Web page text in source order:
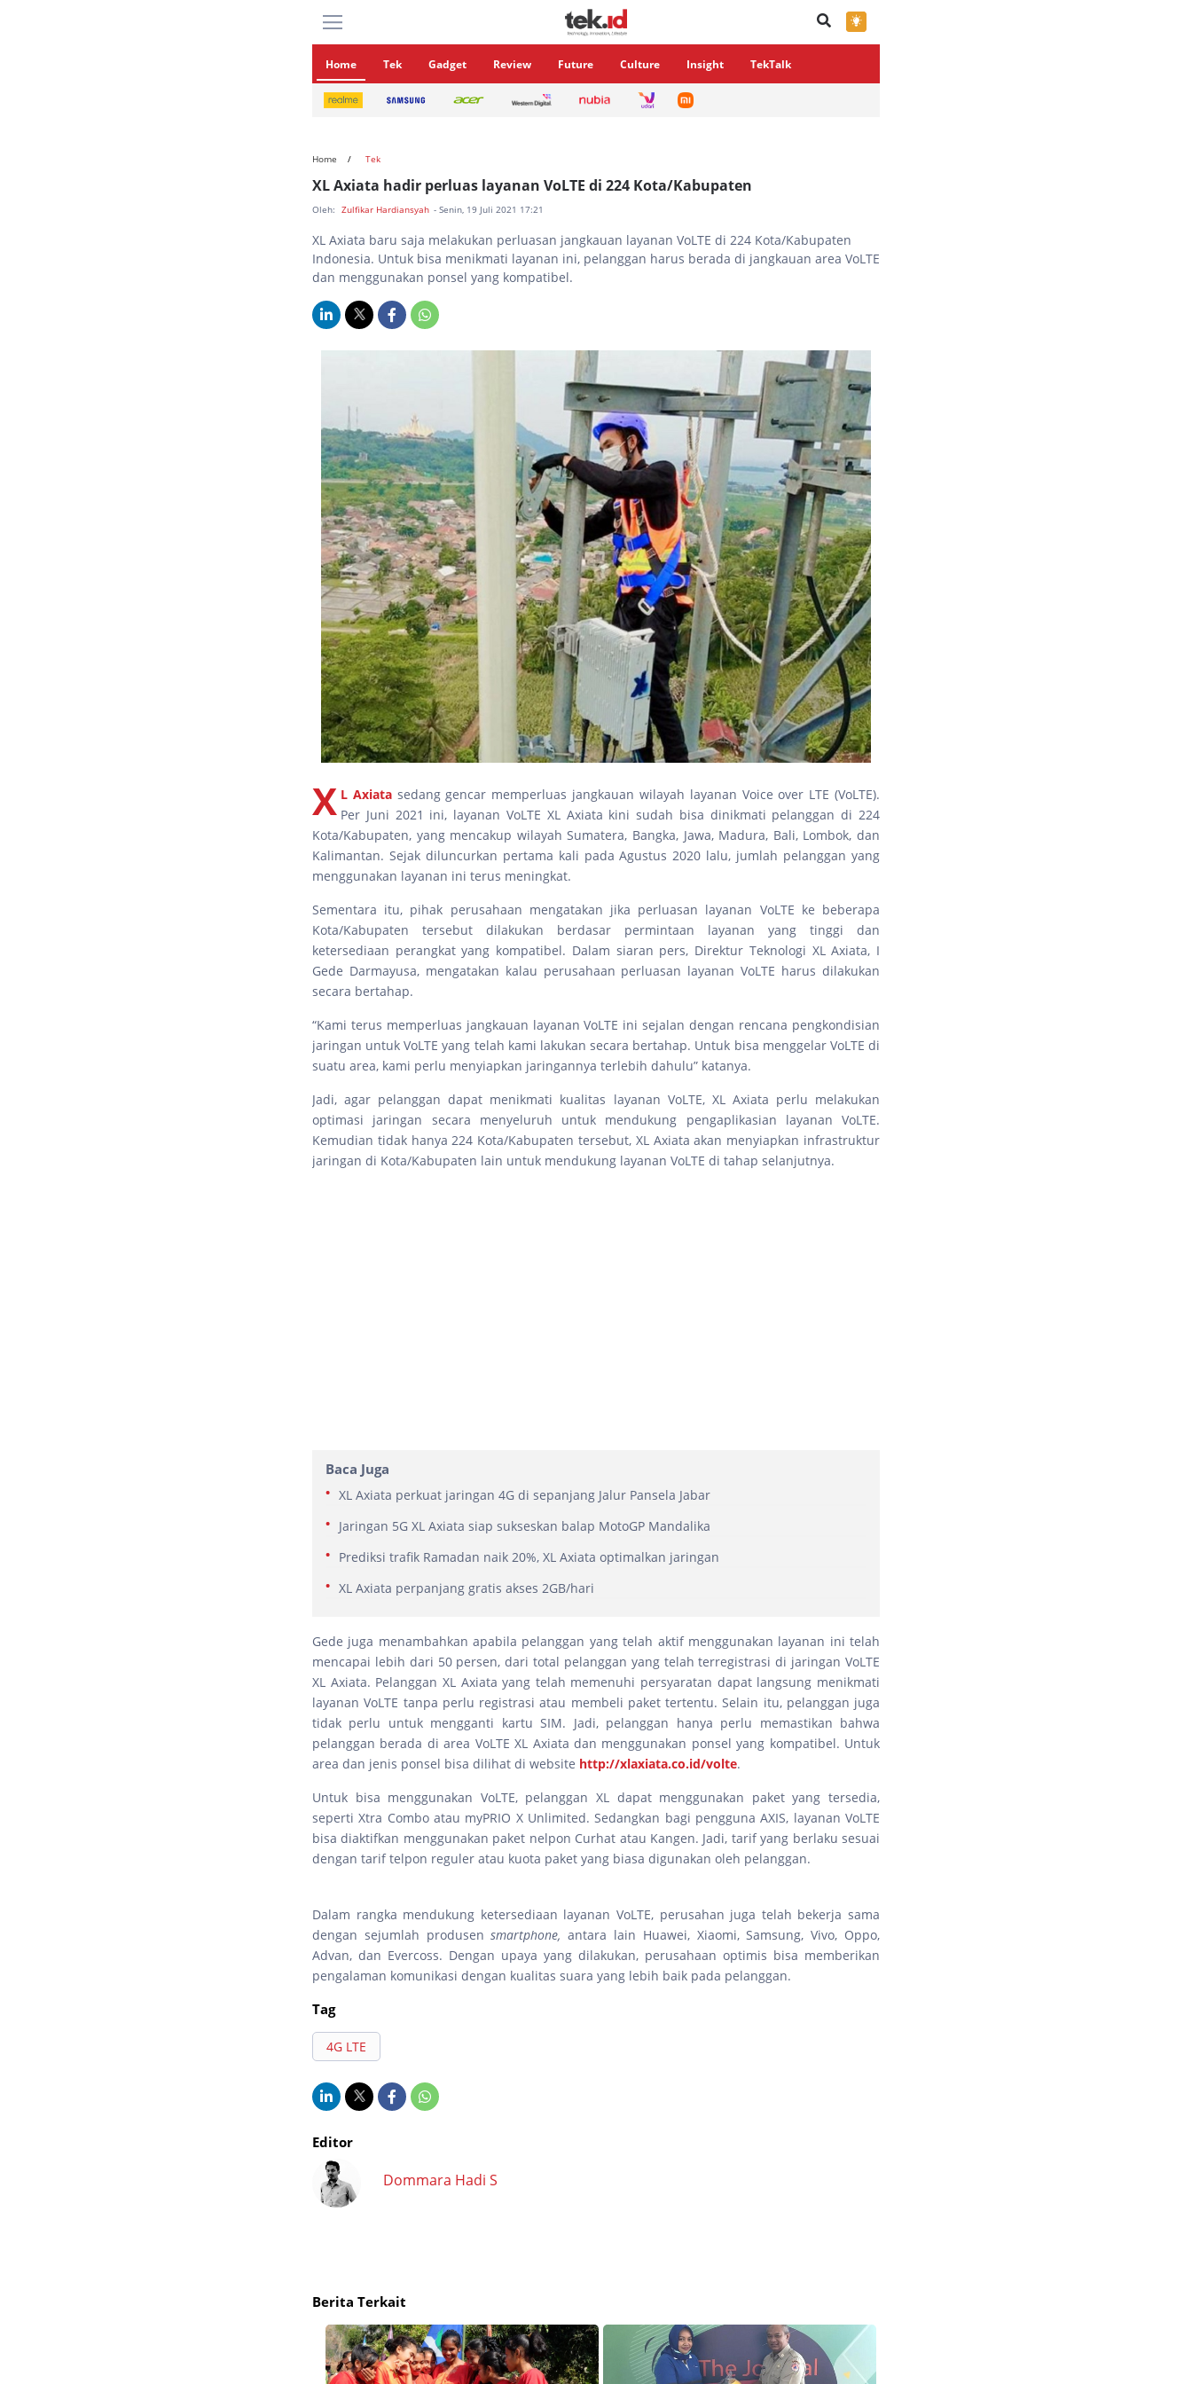
×
Home Tek Gadget Review Future Culture Insight TekTalk
Home Tek
XL Axiata hadir perluas layanan VoLTE di 224 Kota/Kabupaten
Oleh: Zulfikar Hardiansyah - Senin, 19 Juli 2021 17:21
XL Axiata baru saja melakukan perluasan jangkauan layanan VoLTE di 224 Kota/Kabupaten
Indonesia. Untuk bisa menikmati layanan ini, pelanggan harus berada di jangkauan area VoLTE
dan menggunakan ponsel yang kompatibel.
X L Axiatasedang gencar memperluas jangkauan wilayah layanan Voice over LTE (VoLTE).
Per Juni 2021 ini, layanan VoLTE XL Axiata kini sudah bisa dinikmati pelanggan di 224
Kota/Kabupaten, yang mencakup wilayah Sumatera, Bangka, Jawa, Madura, Bali, Lombok, dan
Kalimantan. Sejak diluncurkan pertama kali pada Agustus 2020 lalu, jumlah pelanggan yang
menggunakan layanan ini terus meningkat.
Sementara itu, pihak perusahaan mengatakan jika perluasan layanan VoLTE ke beberapa
Kota/Kabupaten tersebut dilakukan berdasar permintaan layanan yang tinggi dan
ketersediaan perangkat yang kompatibel. Dalam siaran pers, Direktur Teknologi XL Axiata, I
Gede Darmayusa, mengatakan kalau perusahaan perluasan layanan VoLTE harus dilakukan
secara bertahap.
“Kami terus memperluas jangkauan layanan VoLTE ini sejalan dengan rencana pengkondisian
jaringan untuk VoLTE yang telah kami lakukan secara bertahap. Untuk bisa menggelar VoLTE di
suatu area, kami perlu menyiapkan jaringannya terlebih dahulu” katanya.
Jadi, agar pelanggan dapat menikmati kualitas layanan VoLTE, XL Axiata perlu melakukan
optimasi jaringan secara menyeluruh untuk mendukung pengaplikasian layanan VoLTE.
Kemudian tidak hanya 224 Kota/Kabupaten tersebut, XL Axiata akan menyiapkan infrastruktur
jaringan di Kota/Kabupaten lain untuk mendukung layanan VoLTE di tahap selanjutnya.
Baca Juga
XL Axiata perkuat jaringan 4G di sepanjang Jalur Pansela Jabar
Jaringan 5G XL Axiata siap sukseskan balap MotoGP Mandalika
Prediksi trafik Ramadan naik 20%, XL Axiata optimalkan jaringan
XL Axiata perpanjang gratis akses 2GB/hari
Gede juga menambahkan apabila pelanggan yang telah aktif menggunakan layanan ini telah
mencapai lebih dari 50 persen, dari total pelanggan yang telah terregistrasi di jaringan VoLTE
XL Axiata. Pelanggan XL Axiata yang telah memenuhi persyaratan dapat langsung menikmati
layanan VoLTE tanpa perlu registrasi atau membeli paket tertentu. Selain itu, pelanggan juga
tidak perlu untuk mengganti kartu SIM. Jadi, pelanggan hanya perlu memastikan bahwa
pelanggan berada di area VoLTE XL Axiata dan menggunakan ponsel yang kompatibel. Untuk
area dan jenis ponsel bisa dilihat di website http://xlaxiata.co.id/volte.
Untuk bisa menggunakan VoLTE, pelanggan XL dapat menggunakan paket yang tersedia,
seperti Xtra Combo atau myPRIO X Unlimited. Sedangkan bagi pengguna AXIS, layanan VoLTE
bisa diaktifkan menggunakan paket nelpon Curhat atau Kangen. Jadi, tarif yang berlaku sesuai
dengan tarif telpon reguler atau kuota paket yang biasa digunakan oleh pelanggan.
Dalam rangka mendukung ketersediaan layanan VoLTE, perusahan juga telah bekerja sama
dengan sejumlah produsensmartphone, antara lain Huawei, Xiaomi, Samsung, Vivo, Oppo,
Advan, dan Evercoss. Dengan upaya yang dilakukan, perusahaan optimis bisa memberikan
pengalaman komunikasi dengan kualitas suara yang lebih baik pada pelanggan.
Tag
4G LTE
Editor
Dommara Hadi S
Berita Terkait